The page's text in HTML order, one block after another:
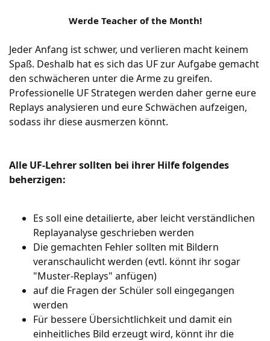
Werde Teacher of the Month!
Jeder Anfang ist schwer, und verlieren macht keinem
Spaß. Deshalb hat es sich das UF zur Aufgabe gemacht
den schwächeren unter die Arme zu greifen.
Professionelle UF Strategen werden daher gerne eure
Replays analysieren und eure Schwächen aufzeigen,
sodass ihr diese ausmerzen könnt.
Alle UF-Lehrer sollten bei ihrer Hilfe folgendes
beherzigen:
Es soll eine detailierte, aber leicht verständlichen
Replayanalyse geschrieben werden
Die gemachten Fehler sollten mit Bildern
veranschaulicht werden (evtl. könnt ihr sogar
"Muster-Replays" anfügen)
auf die Fragen der Schüler soll eingegangen
werden
Für bessere Übersichtlichkeit und damit ein
einheitliches Bild erzeugt wird, könnt ihr die